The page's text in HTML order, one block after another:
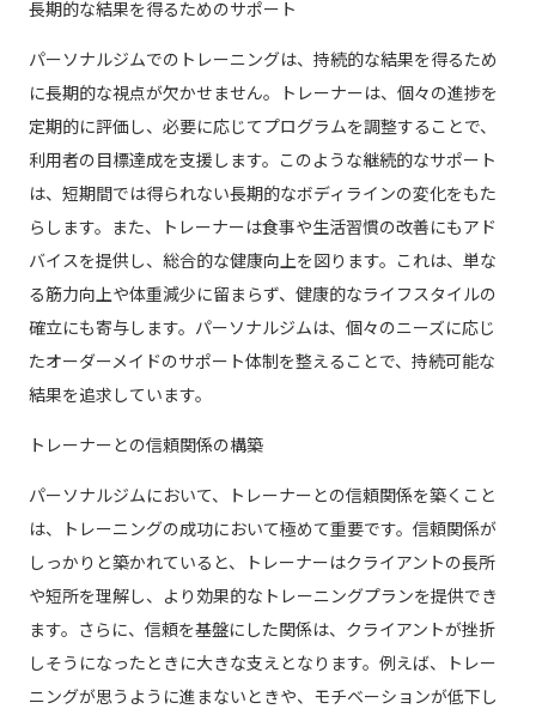
長期的な結果を得るためのサポート
パーソナルジムでのトレーニングは、持続的な結果を得るため
に長期的な視点が欠かせません。トレーナーは、個々の進捗を
定期的に評価し、必要に応じてプログラムを調整することで、
利用者の目標達成を支援します。このような継続的なサポート
は、短期間では得られない長期的なボディラインの変化をもた
らします。また、トレーナーは食事や生活習慣の改善にもアド
バイスを提供し、総合的な健康向上を図ります。これは、単な
る筋力向上や体重減少に留まらず、健康的なライフスタイルの
確立にも寄与します。パーソナルジムは、個々のニーズに応じ
たオーダーメイドのサポート体制を整えることで、持続可能な
結果を追求しています。
トレーナーとの信頼関係の構築
パーソナルジムにおいて、トレーナーとの信頼関係を築くこと
は、トレーニングの成功において極めて重要です。信頼関係が
しっかりと築かれていると、トレーナーはクライアントの長所
や短所を理解し、より効果的なトレーニングプランを提供でき
ます。さらに、信頼を基盤にした関係は、クライアントが挫折
しそうになったときに大きな支えとなります。例えば、トレー
ニングが思うように進まないときや、モチベーションが低下し